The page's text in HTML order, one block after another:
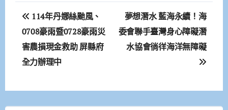
文
章
導
114年丹娜絲颱風、
0708豪雨暨0728豪雨災
害農損現金救助 屏縣府
全力辦理中
夢想潛水 藍海永續！海
委會聯手臺灣身心障礙潛
水協會徜徉海洋無障礙